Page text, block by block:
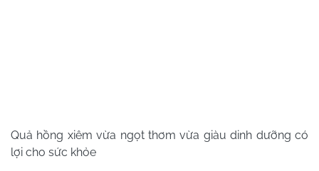
Quả hồng xiêm vừa ngọt thơm vừa giàu dinh dưỡng có
lợi cho sức khỏe